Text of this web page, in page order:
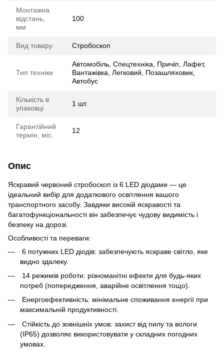
Монтажна
відстань,
мм
100
Вид товару Стробоскоп
Тип техніки
Автомобіль, Спецтехніка, Причіп, Лафет,
Вантажівка, Легковий, Позашляховик,
Автобус
Кількість в
упаковці
1 шт.
Гарантійний
термін, міс.
12
Опис
Яскравий червоний стробоскоп із 6 LED діодами — це
ідеальний вибір для додаткового освітлення вашого
транспортного засобу. Завдяки високій яскравості та
багатофункціональності він забезпечує чудову видимість і
безпеку на дорозі.
Особливості та переваги:
6 потужних LED діодів: забезпечують яскраве світло, яке
видно здалеку.
14 режимів роботи: різноманітні ефекти для будь-яких
потреб (попередження, аварійне освітлення тощо).
Енергоефективність: мінімальне споживання енергії при
максимальній продуктивності.
Стійкість до зовнішніх умов: захист від пилу та вологи
(IP65) дозволяє використовувати у складних погодних
умовах.